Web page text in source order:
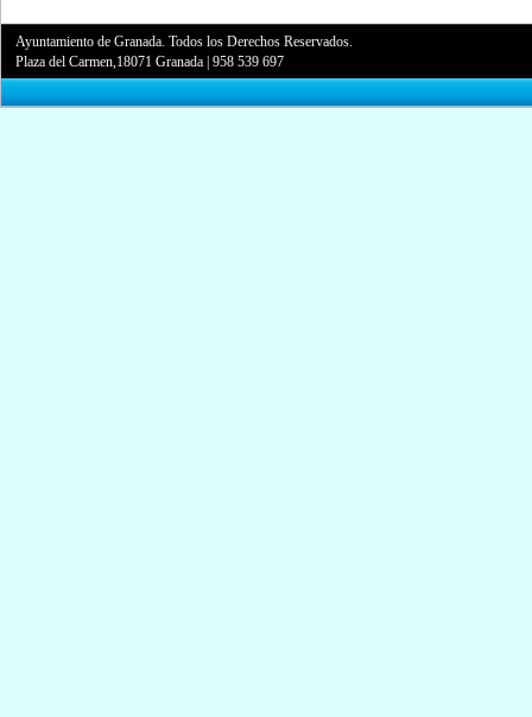
Ayuntamiento de Granada. Todos los Derechos Reservados.
Plaza del Carmen,18071 Granada |958 539 697